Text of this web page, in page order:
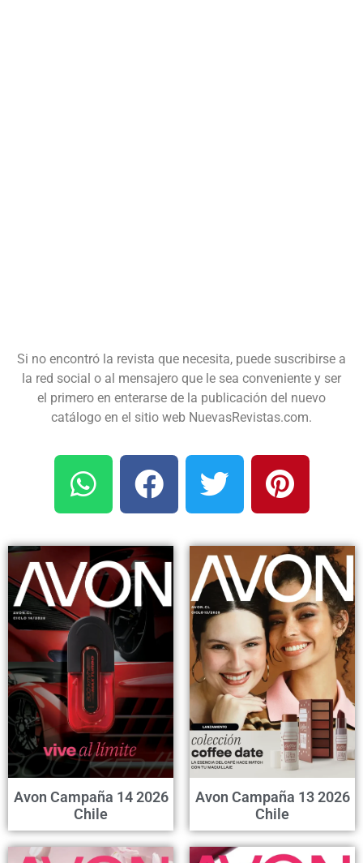
Si no encontró la revista que necesita, puede suscribirse a
la red social o al mensajero que le sea conveniente y ser
el primero en enterarse de la publicación del nuevo
catálogo en el sitio web NuevasRevistas.com.
Avon Campaña 14 2026
Chile
Avon Campaña 13 2026
Chile